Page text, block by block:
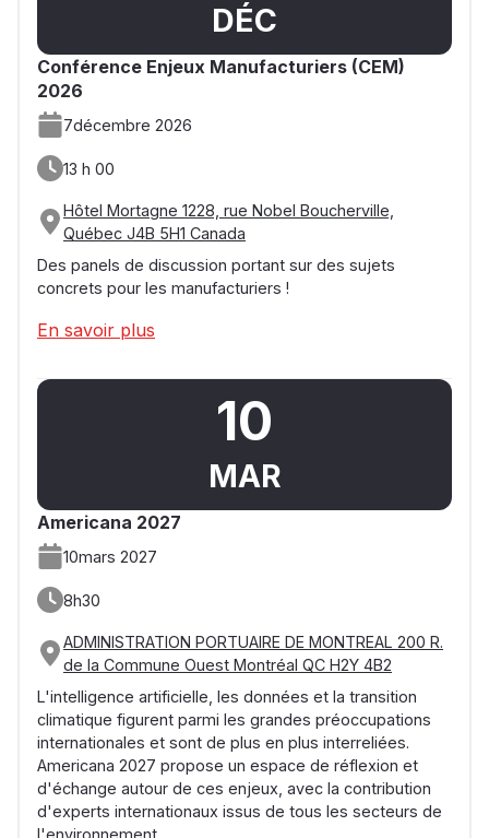
DÉC
Conférence Enjeux Manufacturiers (CEM)
2026
7décembre 2026
13 h 00
Hôtel Mortagne 1228, rue Nobel Boucherville,
Québec J4B 5H1 Canada
Des panels de discussion portant sur des sujets
concrets pour les manufacturiers !
En savoir plus
10
MAR
Americana 2027
10mars 2027
8h30
ADMINISTRATION PORTUAIRE DE MONTREAL 200 R.
de la Commune Ouest Montréal QC H2Y 4B2
L'intelligence artificielle, les données et la transition
climatique figurent parmi les grandes préoccupations
internationales et sont de plus en plus interreliées.
Americana 2027 propose un espace de réflexion et
d'échange autour de ces enjeux, avec la contribution
d'experts internationaux issus de tous les secteurs de